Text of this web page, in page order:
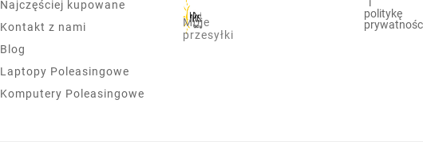
Najczęściej kupowane
Kontakt z nami
Blog
Laptopy Poleasingowe
Komputery Poleasingowe
Moje
przesyłki
politykę